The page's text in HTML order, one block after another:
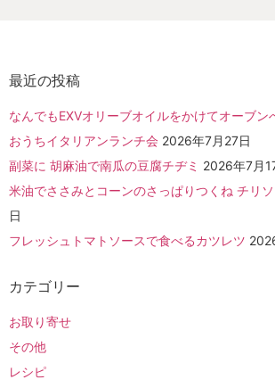
最近の投稿
なんでもEXVオリーブオイルをかけてオーブン
おうちイタリアンランチ会 2026年7月27日
副菜に 胡麻油で南瓜の豆腐チヂミ 2026年7月
米油でささみとコーンのさっぱりつくね チリ
日
フレッシュトマトソースで食べるカツレツ
カテゴリー
お取り寄せ
その他
レシピ